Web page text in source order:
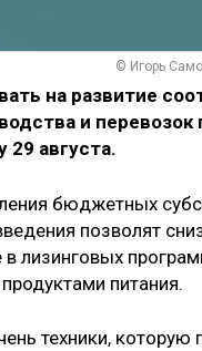
© Игорь
на развитие
и перевозок
29 августа.
бюджетных
позволят
в лизинговых
питания.
техники,